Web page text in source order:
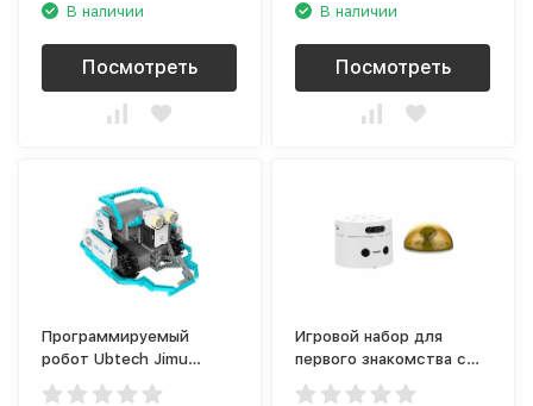
В наличии
Посмотреть
В наличии
Посмотреть
Программируемый
робот Ubtech Jimu
ScoreBot Kit (JRA0405)
Игровой набор для
первого знакомства с
программированием